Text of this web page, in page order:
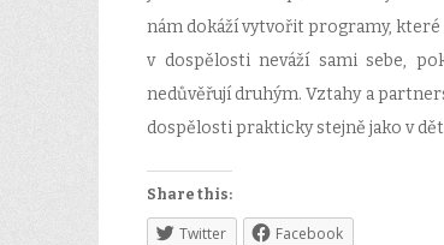
nám dokáží vytvořit programy,
v dospělosti neváží sami sebe,
nedůvěřují druhým. Vztahy a
dospělosti prakticky stejně jako v
Share this:
Twitter Facebook